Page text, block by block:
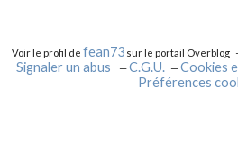
Voir le profil defean73 sur le portail Overblog
Signaler un abus
C.G.U.
Cookies
Préférences